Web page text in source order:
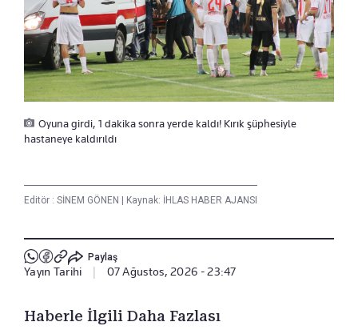
Oyuna girdi, 1 dakika sonra yerde kaldı! Kırık şüphesiyle
hastaneye kaldırıldı
Editör : SİNEM GÖNEN | Kaynak: İHLAS HABER AJANSI
Paylaş
Yayın Tarihi 07 Ağustos, 2026 - 23:47
Haberle İlgili Daha Fazlası